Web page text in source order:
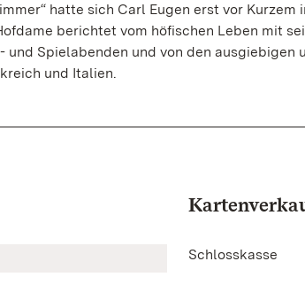
hatte sich Carl Eugen erst vor Kurzem
berichtet vom höfischen Leben mit
und Spielabenden und von den ausgiebigen
und Italien.
Schlosskasse